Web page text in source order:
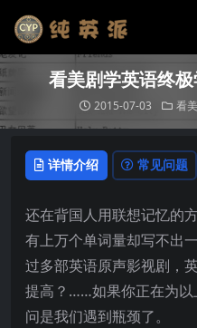
看美剧学英语终
2015-07-03 看
详情介绍 常见问题
还在背国人用联想记忆的
有上万个单词量却写不出
过多部英语原声影视剧，
提高？……如果你正在为以
问是我们遇到瓶颈了。